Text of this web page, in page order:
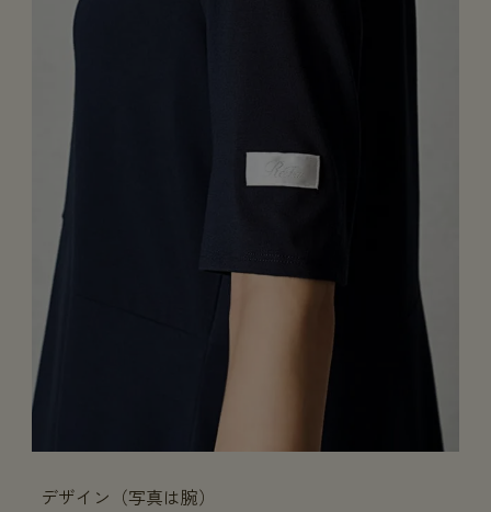
デザイン（写真は腕）